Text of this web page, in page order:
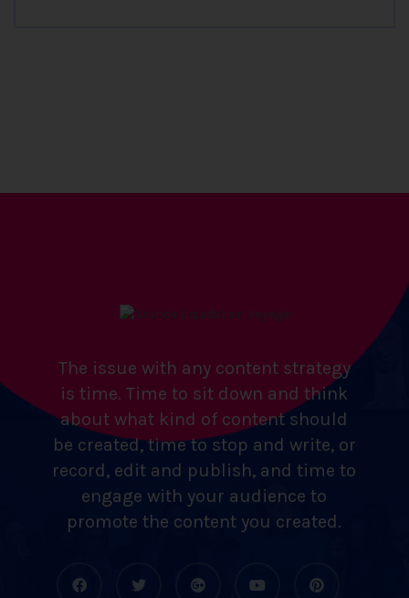
The issue with any content strategy
is time. Time to sit down and think
about what kind of content should
be created, time to stop and write, or
record, edit and publish, and time to
engage with your audience to
promote the content you created.